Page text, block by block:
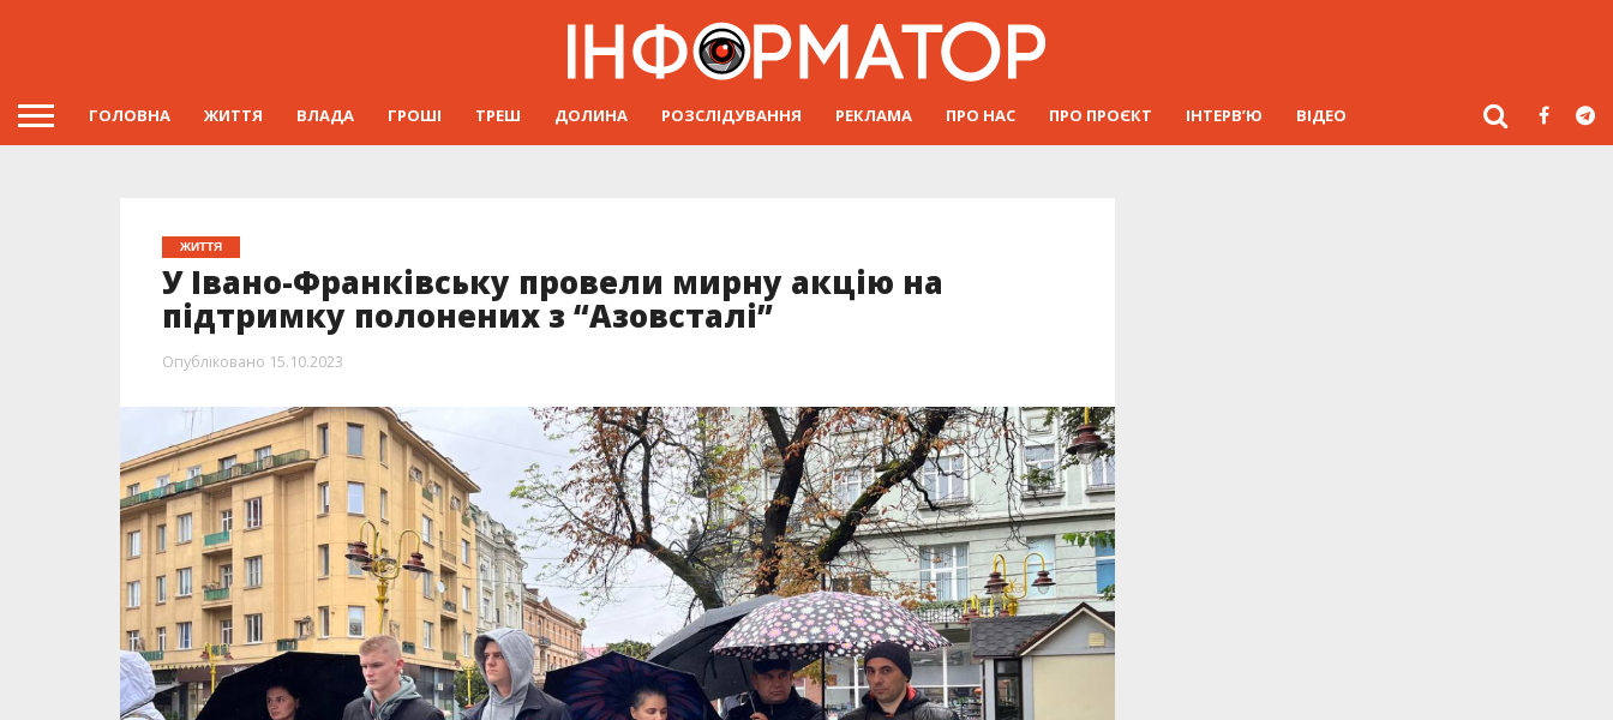
ГОЛОВНА ЖИТТЯ ВЛАДА ГРОШІ ТРЕШ ДОЛИНА РОЗСЛІДУВАННЯ РЕКЛАМА ПРО НАС ПРО ПРОЄКТ ІНТЕРВ’Ю ВІДЕО
ЖИТТЯ
У Івано-Франківську провели мирну акцію на
підтримку полонених з “Азовсталі”
Опубліковано 15.10.2023